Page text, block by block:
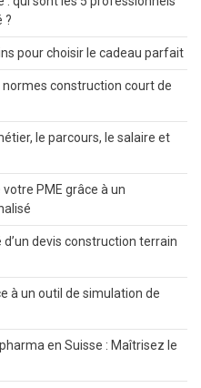
?
pour choisir le cadeau parfait
construction court de
le parcours, le salaire et
PME grâce à un
devis construction terrain
à un outil de simulation de
en Suisse : Maîtrisez le